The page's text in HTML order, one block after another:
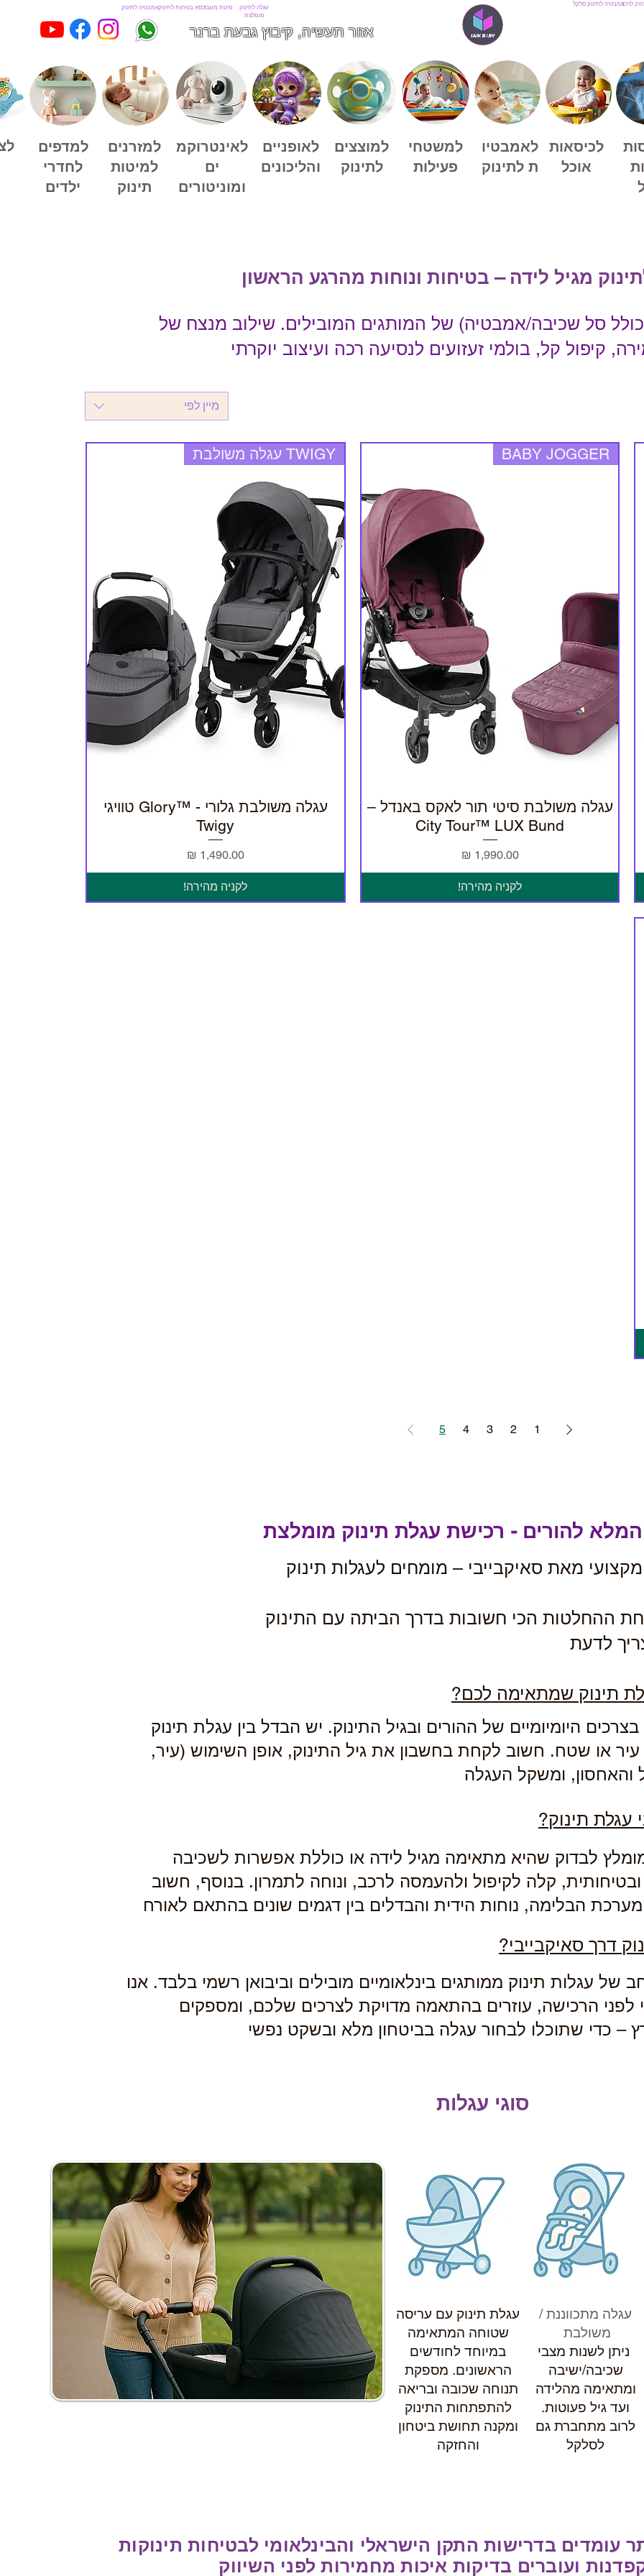
לרכבאמבטיה לתינוק סלקל
אזור תעשיה, קיבוץ גבעת ברנר
אמבטיה לתינוקכסא בטיחות לתינוקמיטת מעבר
עגלה לתינוק
מומלצת
לכיסאות
אוכל
לאמבטיו
ת לתינוק
למשטחי
פעילות
למוצצים
לתינוק
לאופניים
והליכונים
לאינטרוקמ
ים
ומוניטורים
למזרנים
למיטות
תינוק
למדפים
לחדרי
ילדים
מגיל לידה – בטיחות ונוחות מהרגע הראשון
(כולל סל שכיבה/אמבטיה) של המותגים המובילים. שילוב מנצח של
קיפול קל, בולמי זעזועים לנסיעה רכה ועיצוב יוקרתי
מיין לפי
תצוגה מהירה
BABY JOGGER
עגלה משולבת סיטי תור לאקס באנדל –
City Tour™ LUX Bund
מחיר‏1,990.00 ‏₪
לקניה מהירה!
תצוגה מהירה
TWIGY עגלה משולבת
עגלה משולבת גלורי - ™Glory טוויגי
Twigy
מחיר‏1,490.00 ‏₪
לקניה מהירה!
1
2
3
4
5
להורים - רכישת עגלת תינוק מומלצת
מאת סאיקבייבי – מומחים לעגלות תינוק
ההחלטות הכי חשובות בדרך הביתה עם התינוק
לדעת
תינוק שמתאימה לכם?
עגלת תינוק?
דרך סאיקבייבי?
לבדוק שהיא מתאימה מגיל לידה או כוללת אפשרות לשכיבה
קלה לקיפול ולהעמסה לרכב, ונוחה לתמרון. בנוסף, חשוב
הבלימה, נוחות הידית והבדלים בין דגמים שונים בהתאם לאורח
היומיומיים של ההורים ובגיל התינוק. יש הבדל בין עגלת תינוק
עיר או שטח. חשוב לקחת בחשבון את גיל התינוק, אופן השימוש (עיר,
והאחסון, ומשקל העגלה
של עגלות תינוק ממותגים בינלאומיים מובילים וביבואן רשמי בלבד. אנו
לפני הרכישה, עוזרים בהתאמה מדויקת לצרכים שלכם, ומספקים
– כדי שתוכלו לבחור עגלה בביטחון מלא ובשקט נפשי
סוגי עגלות
עגלה מתכווננת /
משולבת
ניתן לשנות מצבי
שכיבה/ישיבה
ומתאימה מהלידה
ועד גיל פעוטות.
לרוב מתחברת גם
לסלקל
עגלת תינוק עם עריסה
שטוחה המתאימה
במיוחד לחודשים
הראשונים. מספקת
תנוחה שכובה ובריאה
להתפתחות התינוק
ומקנה תחושת ביטחון
והחזקה
עומדים בדרישות התקן הישראלי והבינלאומי לבטיחות תינוקות
ועוברים בדיקות איכות מחמירות לפני השיווק